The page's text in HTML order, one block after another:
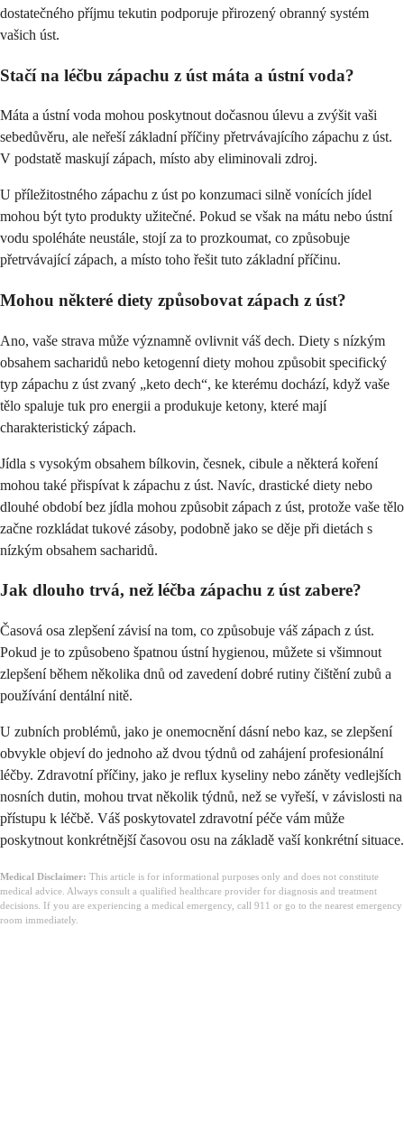
dostatečného příjmu tekutin podporuje přirozený obranný systém
vašich úst.
Stačí na léčbu zápachu z úst máta a ústní voda?
Máta a ústní voda mohou poskytnout dočasnou úlevu a zvýšit vaši
sebedůvěru, ale neřeší základní příčiny přetrvávajícího zápachu z úst.
V podstatě maskují zápach, místo aby eliminovali zdroj.
U příležitostného zápachu z úst po konzumaci silně vonících jídel
mohou být tyto produkty užitečné. Pokud se však na mátu nebo ústní
vodu spoléháte neustále, stojí za to prozkoumat, co způsobuje
přetrvávající zápach, a místo toho řešit tuto základní příčinu.
Mohou některé diety způsobovat zápach z úst?
Ano, vaše strava může významně ovlivnit váš dech. Diety s nízkým
obsahem sacharidů nebo ketogenní diety mohou způsobit specifický
typ zápachu z úst zvaný „keto dech“, ke kterému dochází, když vaše
tělo spaluje tuk pro energii a produkuje ketony, které mají
charakteristický zápach.
Jídla s vysokým obsahem bílkovin, česnek, cibule a některá koření
mohou také přispívat k zápachu z úst. Navíc, drastické diety nebo
dlouhé období bez jídla mohou způsobit zápach z úst, protože vaše tělo
začne rozkládat tukové zásoby, podobně jako se děje při dietách s
nízkým obsahem sacharidů.
Jak dlouho trvá, než léčba zápachu z úst zabere?
Časová osa zlepšení závisí na tom, co způsobuje váš zápach z úst.
Pokud je to způsobeno špatnou ústní hygienou, můžete si všimnout
zlepšení během několika dnů od zavedení dobré rutiny čištění zubů a
používání dentální nitě.
U zubních problémů, jako je onemocnění dásní nebo kaz, se zlepšení
obvykle objeví do jednoho až dvou týdnů od zahájení profesionální
léčby. Zdravotní příčiny, jako je reflux kyseliny nebo záněty vedlejších
nosních dutin, mohou trvat několik týdnů, než se vyřeší, v závislosti na
přístupu k léčbě. Váš poskytovatel zdravotní péče vám může
poskytnout konkrétnější časovou osu na základě vaší konkrétní situace.
Medical Disclaimer: This article is for informational purposes only and does not constitute
medical advice. Always consult a qualified healthcare provider for diagnosis and treatment
decisions. If you are experiencing a medical emergency, call 911 or go to the nearest emergency
room immediately.